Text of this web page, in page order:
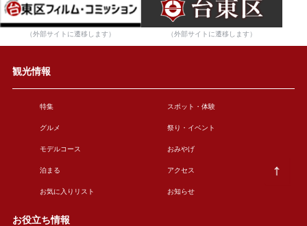
（外部サイトに遷移します） （外部サイトに遷移します）
観光情報
特集 スポット・体験
グルメ 祭り・イベント
モデルコース おみやげ
泊まる アクセス
お気に入りリスト お知らせ
お役立ち情報